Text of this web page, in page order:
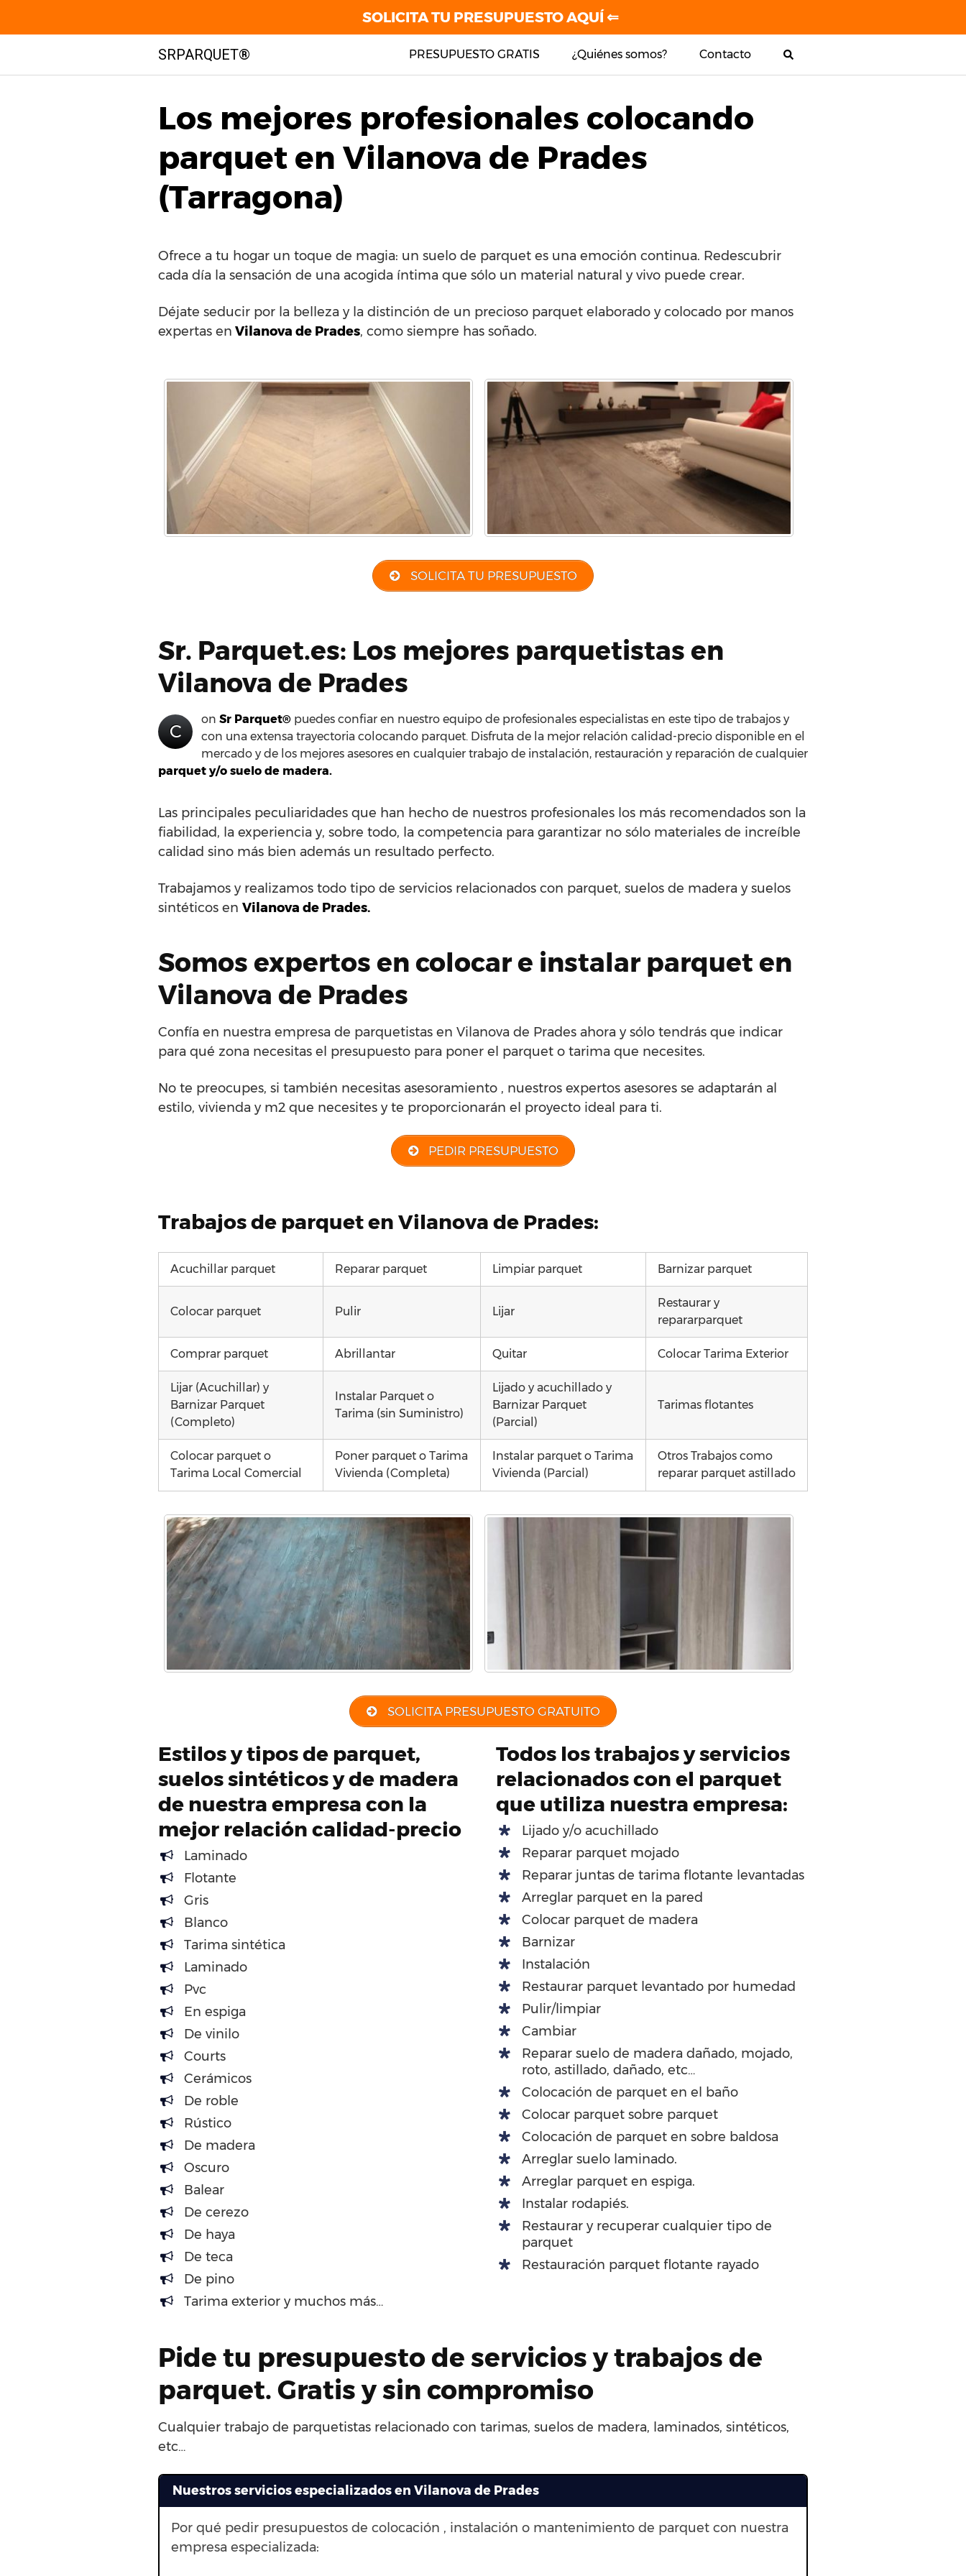
contenido
SRPARQUET® PRESUPUESTO GRATIS ¿Quiénes somos? Contacto
Los mejores profesionales colocando
parquet en Vilanova de Prades
(Tarragona)
Ofrece a tu hogar un toque de magia: un suelo de parquet es una emoción continua. Redescubrir
cada día la sensación de una acogida íntima que sólo un material natural y vivo puede crear.
Déjate seducir por la belleza y la distinción de un precioso parquet elaborado y colocado por manos
expertas en Vilanova de Prades, como siempre has soñado.
SOLICITA TU PRESUPUESTO
Sr. Parquet.es: Los mejores parquetistas en
Vilanova de Prades
C
on Sr Parquet® puedes confiar en nuestro equipo de profesionales especialistas en este tipo de trabajos y
con una extensa trayectoria colocando parquet. Disfruta de la mejor relación calidad-precio disponible en el
mercado y de los mejores asesores en cualquier trabajo de instalación, restauración y reparación de cualquier
parquet y/o suelo de madera.
Las principales peculiaridades que han hecho de nuestros profesionales los más recomendados son la
fiabilidad, la experiencia y, sobre todo, la competencia para garantizar no sólo materiales de increíble
calidad sino más bien además un resultado perfecto.
Trabajamos y realizamos todo tipo de servicios relacionados con parquet, suelos de madera y suelos
sintéticos en Vilanova de Prades.
Somos expertos en colocar e instalar parquet en
Vilanova de Prades
Confía en nuestra empresa de parquetistas en Vilanova de Prades ahora y sólo tendrás que indicar
para qué zona necesitas el presupuesto para poner el parquet o tarima que necesites.
No te preocupes, si también necesitas asesoramiento , nuestros expertos asesores se adaptarán al
estilo, vivienda y m2 que necesites y te proporcionarán el proyecto ideal para ti.
PEDIR PRESUPUESTO
Trabajos de parquet en Vilanova de Prades:
Acuchillar parquet Reparar parquet Limpiar parquet Barnizar parquet
Colocar parquet Pulir Lijar
Restaurar y
repararparquet
Comprar parquet Abrillantar Quitar Colocar Tarima Exterior
Lijar (Acuchillar) y
Barnizar Parquet
(Completo)
Instalar Parquet o
Tarima (sin Suministro)
Lijado y acuchillado y
Barnizar Parquet
(Parcial)
Tarimas flotantes
Colocar parquet o
Tarima Local Comercial
Poner parquet o Tarima
Vivienda (Completa)
Instalar parquet o Tarima
Vivienda (Parcial)
Otros Trabajos como
reparar parquet astillado
SOLICITA PRESUPUESTO GRATUITO
Estilos y tipos de parquet,
suelos sintéticos y de madera
de nuestra empresa con la
mejor relación calidad-precio
Laminado
Flotante
Gris
Blanco
Tarima sintética
Laminado
Pvc
En espiga
De vinilo
Courts
Cerámicos
De roble
Rústico
De madera
Oscuro
Balear
De cerezo
De haya
De teca
De pino
Tarima exterior y muchos más…
Todos los trabajos y servicios
relacionados con el parquet
que utiliza nuestra empresa:
Lijado y/o acuchillado
Reparar parquet mojado
Reparar juntas de tarima flotante levantadas
Arreglar parquet en la pared
Colocar parquet de madera
Barnizar
Instalación
Restaurar parquet levantado por humedad
Pulir/limpiar
Cambiar
Reparar suelo de madera dañado, mojado,
roto, astillado, dañado, etc…
Colocación de parquet en el baño
Colocar parquet sobre parquet
Colocación de parquet en sobre baldosa
Arreglar suelo laminado.
Arreglar parquet en espiga.
Instalar rodapiés.
Restaurar y recuperar cualquier tipo de
parquet
Restauración parquet flotante rayado
Pide tu presupuesto de servicios y trabajos de
parquet. Gratis y sin compromiso
Cualquier trabajo de parquetistas relacionado con tarimas, suelos de madera, laminados, sintéticos,
etc…
Nuestros servicios especializados en Vilanova de Prades
Por qué pedir presupuestos de colocación , instalación o mantenimiento de parquet con nuestra
empresa especializada:
SOLICITA TU PRESUPUESTO AQUÍ ⇐